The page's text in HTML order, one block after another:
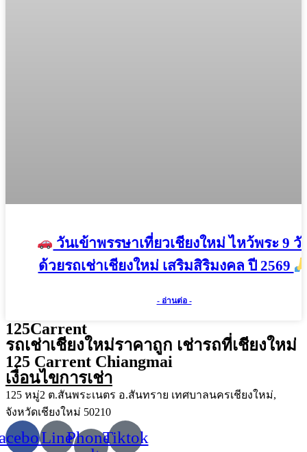
วันเข้าพรรษาเที่ยวเชียงใหม่ ไหว้พระ 9 วั
ด้วยรถเช่าเชียงใหม่ เสริมสิริมงคล ปี 2569
- อ่านต่อ -
125Carrent
รถเช่าเชียงใหม่ราคาถูก เช่ารถที่เชียงใหม่
125 Carrent Chiangmai
เงื่อนไขการเช่า
125 หมู่2 ต.สันพระเนตร อ.สันทราย เทศบาลนครเชียงใหม่,
จังหวัดเชียงใหม่ 50210
LinePhone-Tiktok